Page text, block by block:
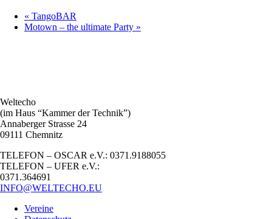
« TangoBAR
Motown – the ultimate Party »
Weltecho
(im Haus “Kammer der Technik”)
Annaberger Strasse 24
09111 Chemnitz
TELEFON – OSCAR e.V.: 0371.9188055
TELEFON – UFER e.V.:
0371.364691
INFO@WELTECHO.EU
Vereine